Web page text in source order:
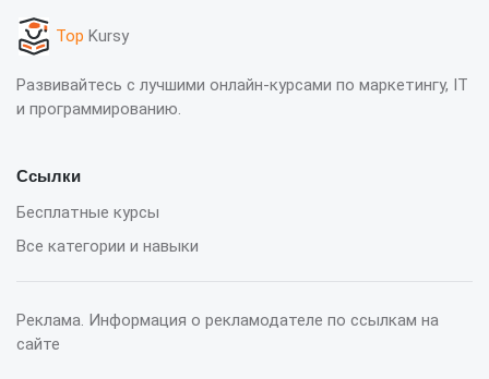
Top Kursy
Развивайтесь с лучшими онлайн-курсами по маркетингу, IT
и программированию.
Ссылки
Бесплатные курсы
Все категории и навыки
Реклама. Информация о рекламодателе по ссылкам на
сайте